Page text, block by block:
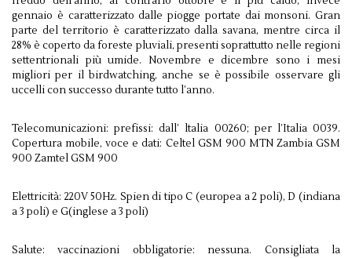
gennaio è caratterizzato dalle piogge portate dai monsoni. Gran
parte del territorio è caratterizzato dalla savana, mentre circa il
28% è coperto da foreste pluviali, presenti soprattutto nelle regioni
settentrionali più umide. Novembre e dicembre sono i mesi
migliori per il birdwatching, anche se è possibile osservare gli
uccelli con successo durante tutto l’anno.
Telecomunicazioni: prefissi: dall’ ltalia 00260; per l’Italia 0039.
Copertura mobile, voce e dati: Celtel GSM 900 MTN Zambia GSM
900 Zamtel GSM 900
Elettricità: 220V 50Hz. Spien di tipo C (europea a 2 poli), D (indiana
a 3 poli) e G(inglese a 3 poli)
Salute: vaccinazioni obbligatorie: nessuna. Consigliata la